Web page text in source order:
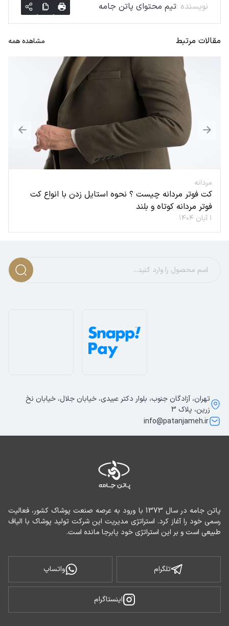
نویسنده :تیم محتوای پاتن جامه
مقالات مرتبط مشاهده همه
مردانه
کت فوتر مردانه چیست ؟ نحوه استایل زدن با انواع کت
فوتر مردانه کوتاه و بلند
۱ آبان ۱۴۰۴
طبیعی است و بر این استراتژی خود پابرجا مانده است.
تلگرام واتساپ
اینستاگرام
تهران، آزادگان جنوب، بلوار دکتر عبیدی، خیابان جلال، خیابان نخ
زرین، پلاک 3
info@patanjameh.ir